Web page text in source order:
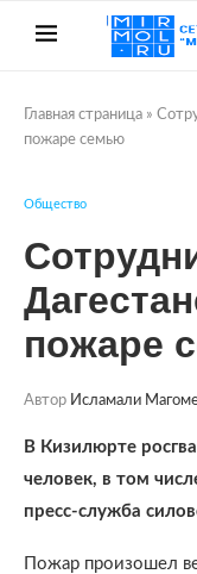
Главная страница »
пожаре семью
Общество
пожаре
Автор Исламали
В Кизилюрте
человек, в том
пресс-служба
Пожар произошел